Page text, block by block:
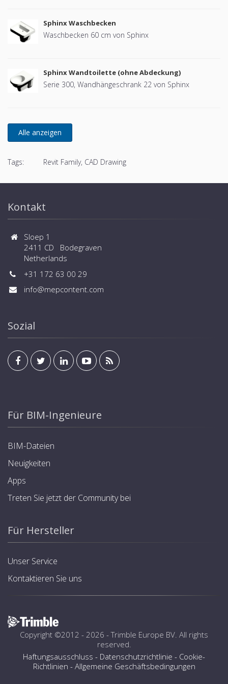
Sphinx Waschbecken
Waschbecken 60 cm von Sphinx
Sphinx Wandtoilette (ohne Abdeckung)
Serie 300, Wandhängeschrank 22 von Sphinx
Tags: Revit Family, CAD Drawing
Kontakt
Sloep 1
2411 CD Bodegraven
Netherlands
+31 172 63 00 29
info@mepcontent.com
Sozial
Für BIM-Ingenieure
BIM-Dateien
Neuigkeiten
Apps
Treten Sie jetzt der Community bei
Für Hersteller
Unser Service
Kontaktieren Sie uns
Copyright ©2012 - 2026 -Trimble Europe BV. All rights
reserved.
Haftungsausschluss - Datenschutzrichtlinie - Cookie-
Richtlinien - Allgemeine Geschäftsbedingungen